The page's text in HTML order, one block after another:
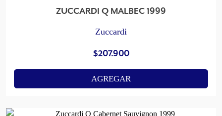
ZUCCARDI Q MALBEC 1999
Zuccardi
$207.900
AGREGAR